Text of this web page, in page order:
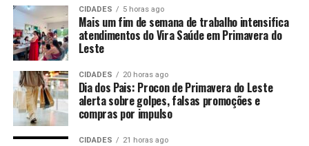
e na vida das famílias mato-grossenses.
Ao destacar a integração entre educação e políticas
sociais, Alan Porto enfatizou a importância do
programa como instrumento de transformação social
em Mato Grosso.
“Ser Família é cuidar das pessoas por inteiro. É através
CIDADES 5 horas ago
Mais um fim de semana de trabalho intensifica
atendimentos do Vira Saúde em Primavera do
Leste
CIDADES 20 horas ago
Dia dos Pais: Procon de Primavera do Leste
alerta sobre golpes, falsas promoções e
compras por impulso
CIDADES 21 horas ago